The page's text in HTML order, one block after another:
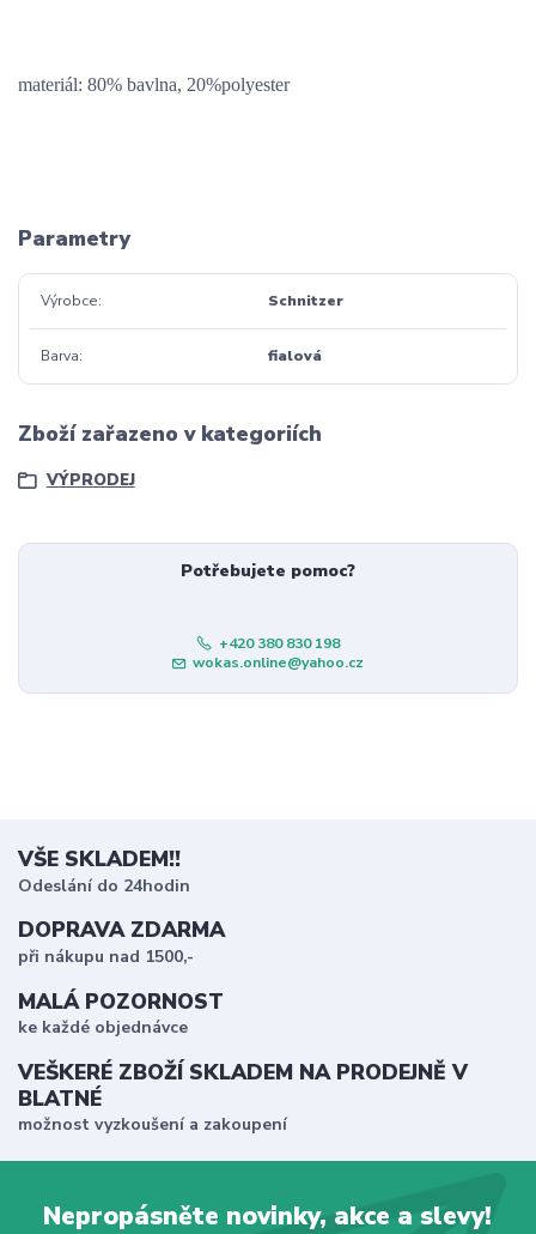
materiál: 80% bavlna, 20%polyester
Parametry
Výrobce Schnitzer
Barva fialová
Zboží zařazeno v kategoriích
VÝPRODEJ
Potřebujete pomoc?
+420 380 830 198
wokas.online@yahoo.cz
VŠE SKLADEM!!
Odeslání do 24hodin
DOPRAVA ZDARMA
při nákupu nad 1500,-
MALÁ POZORNOST
ke každé objednávce
VEŠKERÉ ZBOŽÍ SKLADEM NA PRODEJNĚ V
BLATNÉ
možnost vyzkoušení a zakoupení
Nepropásněte novinky, akce a slevy!